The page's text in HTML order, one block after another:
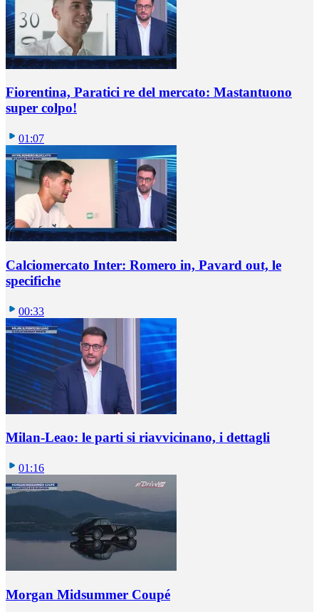
Fiorentina, Paratici re del mercato: Mastantuono
super colpo!
01:07
Calciomercato Inter: Romero in, Pavard out, le
specifiche
00:33
Milan-Leao: le parti si riavvicinano, i dettagli
01:16
Morgan Midsummer Coupé